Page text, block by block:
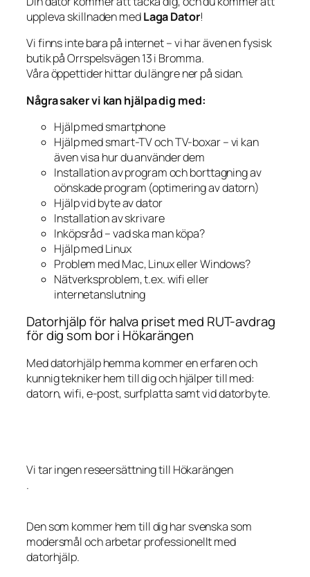
uppleva skillnaden medLaga Dator!
Vi finns inte bara på internet – vi har även en fysisk
butik på Orrspelsvägen 13 i Bromma.
Våra öppettider hittar du längre ner på sidan.
Några saker vi kan hjälpa dig med:
Hjälp med smartphone
Hjälp med smart-TV och TV-boxar – vi kan
även visa hur du använder dem
Installation av program och borttagning av
oönskade program (optimering av datorn)
Hjälp vid byte av dator
Installation av skrivare
Inköpsråd – vad ska man köpa?
Hjälp med Linux
Problem med Mac, Linux eller Windows?
Nätverksproblem, t.ex. wifi eller
internetanslutning
Datorhjälp för halva priset med RUT-avdrag
för dig som bor i Hökarängen
Med datorhjälp hemma kommer en erfaren och
kunnig tekniker hem till dig och hjälper till med:
datorn, wifi, e-post, surfplatta samt vid datorbyte.
Vi tar ingen reseersättning till Hökarängen
.
Den som kommer hem till dig har svenska som
modersmål och arbetar professionellt med
datorhjälp.